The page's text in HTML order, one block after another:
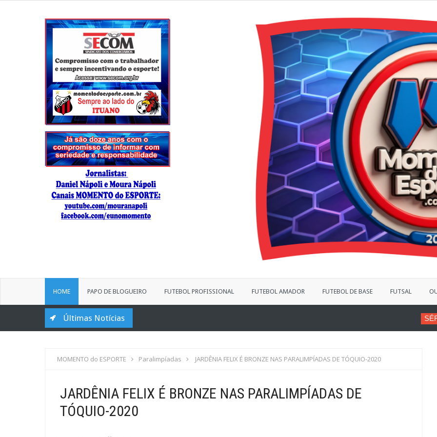
HOME PAPO DE BLOGUEIRO FUTEBOL PROFISSIONAL FUTEBOL AMADOR FUTEBOL DE BASE FUTSAL
Últimas Notícias VINÍCIUS
MOMENTO do ESPORTE Paralimpíadas JARDÊNIA FELIX É BRONZE NAS PARALIMPÍADAS DE TÓQUIO-2020
JARDÊNIA FELIX É BRONZE NAS PARALIMPÍADAS DE
TÓQUIO-2020